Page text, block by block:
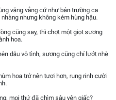
văng vẳng cứ như bản trường ca
nhưng không kém hùng hậu.
cũng say, thì chợt một giọt sương
hoa.
dẫu vô tình, sương cũng chỉ lướt nhè
hoa trở nên tươi hơn, rung rinh cười
mọi thứ đã chìm sâu yên giấc?